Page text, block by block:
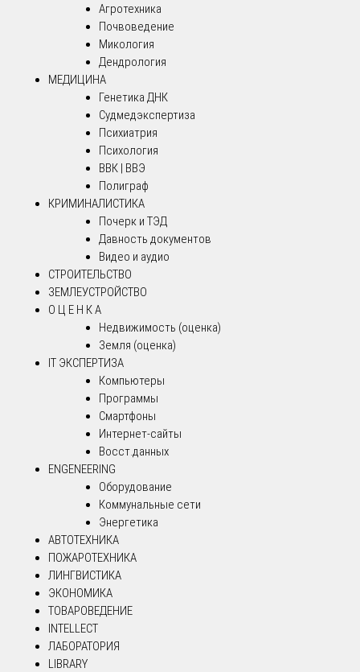
Агротехника
Почвоведение
Микология
Дендрология
МЕДИЦИНА
Генетика ДНК
Судмедэкспертиза
Психиатрия
Психология
ВВК | ВВЭ
Полиграф
КРИМИНАЛИСТИКА
Почерк и ТЭД
Давность документов
Видео и аудио
СТРОИТЕЛЬСТВО
ЗЕМЛЕУСТРОЙСТВО
О Ц Е Н К А
Недвижимость (оценка)
Земля (оценка)
IT ЭКСПЕРТИЗА
Компьютеры
Программы
Смартфоны
Интернет-сайты
Восст.данных
ENGENEERING
Оборудование
Коммунальные сети
Энергетика
АВТОТЕХНИКА
ПОЖАРОТЕХНИКА
ЛИНГВИСТИКА
ЭКОНОМИКА
ТОВАРОВЕДЕНИЕ
INTELLECT
ЛАБОРАТОРИЯ
LIBRARY